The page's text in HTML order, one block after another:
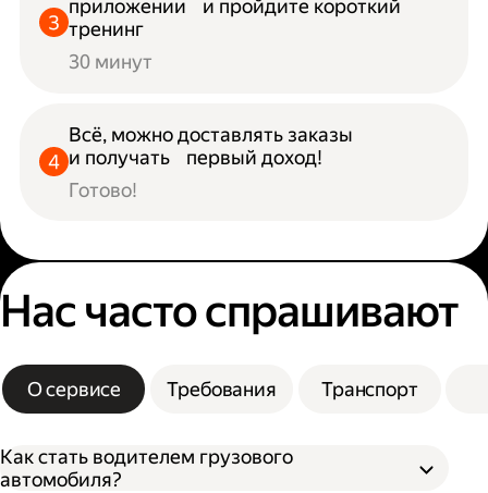
приложении и пройдите короткий
тренинг
30 минут
Всё, можно доставлять заказы
и получать первый доход!
Готово!
Нас часто спрашивают
О сервисе Требования Транспорт
Как стать водителем грузового
автомобиля?